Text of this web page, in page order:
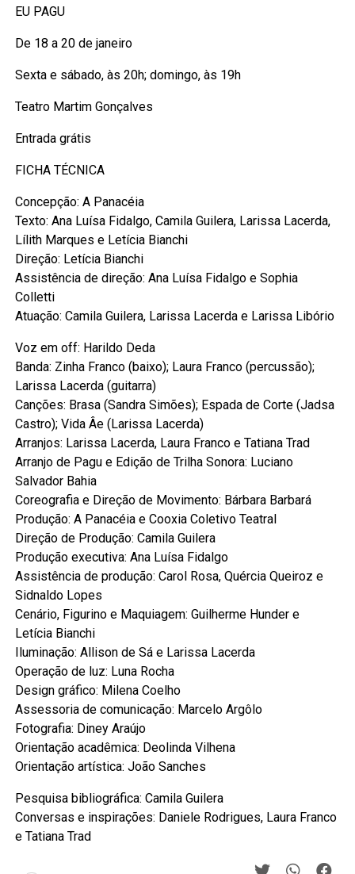
EU PAGU
De 18 a 20 de janeiro
Sexta e sábado, às 20h; domingo, às 19h
Teatro Martim Gonçalves
Entrada grátis
FICHA TÉCNICA
Concepção: A Panacéia
Texto: Ana Luísa Fidalgo, Camila Guilera, Larissa Lacerda,
Lílith Marques e Letícia Bianchi
Direção: Letícia Bianchi
Assistência de direção: Ana Luísa Fidalgo e Sophia
Colletti
Atuação: Camila Guilera, Larissa Lacerda e Larissa Libório
Voz em off: Harildo Deda
Banda: Zinha Franco (baixo); Laura Franco (percussão);
Larissa Lacerda (guitarra)
Canções: Brasa (Sandra Simões); Espada de Corte (Jadsa
Castro); Vida Âe (Larissa Lacerda)
Arranjos: Larissa Lacerda, Laura Franco e Tatiana Trad
Arranjo de Pagu e Edição de Trilha Sonora: Luciano
Salvador Bahia
Coreografia e Direção de Movimento: Bárbara Barbará
Produção: A Panacéia e Cooxia Coletivo Teatral
Direção de Produção: Camila Guilera
Produção executiva: Ana Luísa Fidalgo
Assistência de produção: Carol Rosa, Quércia Queiroz e
Sidnaldo Lopes
Cenário, Figurino e Maquiagem: Guilherme Hunder e
Letícia Bianchi
Iluminação: Allison de Sá e Larissa Lacerda
Operação de luz: Luna Rocha
Design gráfico: Milena Coelho
Assessoria de comunicação: Marcelo Argôlo
Fotografia: Diney Araújo
Orientação acadêmica: Deolinda Vilhena
Orientação artística: João Sanches
Pesquisa bibliográfica: Camila Guilera
Conversas e inspirações: Daniele Rodrigues, Laura Franco
e Tatiana Trad